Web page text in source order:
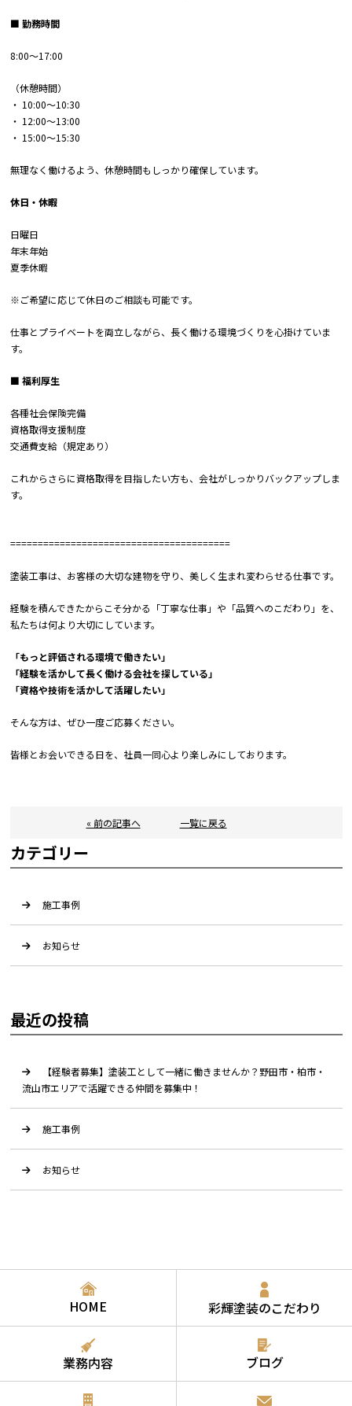
■ 勤務時間
8:00～17:00
（休憩時間）
・ 10:00～10:30
・ 12:00～13:00
・ 15:00～15:30
無理なく働けるよう、休憩時間もしっかり確保しています。
休日・休暇
日曜日
年末年始
夏季休暇
※ご希望に応じて休日のご相談も可能です。
仕事とプライベートを両立しながら、長く働ける環境づくりを心掛けていま
す。
■ 福利厚生
各種社会保険完備
資格取得支援制度
交通費支給（規定あり）
これからさらに資格取得を目指したい方も、会社がしっかりバックアップしま
す。
========================================
塗装工事は、お客様の大切な建物を守り、美しく生まれ変わらせる仕事です。
経験を積んできたからこそ分かる「丁寧な仕事」や「品質へのこだわり」を、
私たちは何より大切にしています。
「もっと評価される環境で働きたい」
「経験を活かして長く働ける会社を探している」
「資格や技術を活かして活躍したい」
そんな方は、ぜひ一度ご応募ください。
皆様とお会いできる日を、社員一同心より楽しみにしております。
« 前の記事へ 一覧に戻る
カテゴリー
施工事例
お知らせ
最近の投稿
【経験者募集】塗装工として一緒に働きませんか？野田市・柏市・
流山市エリアで活躍できる仲間を募集中！
施工事例
お知らせ
HOME 彩輝塗装のこだわり
業務内容 ブログ